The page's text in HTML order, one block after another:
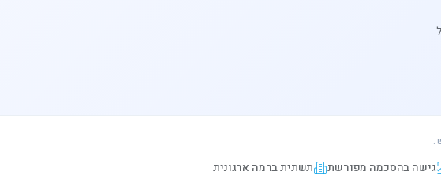
גישה בהסכמה מפורשת תשתית ברמה ארגונית